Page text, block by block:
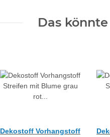
Das
Dekostoff Vorhangstoff